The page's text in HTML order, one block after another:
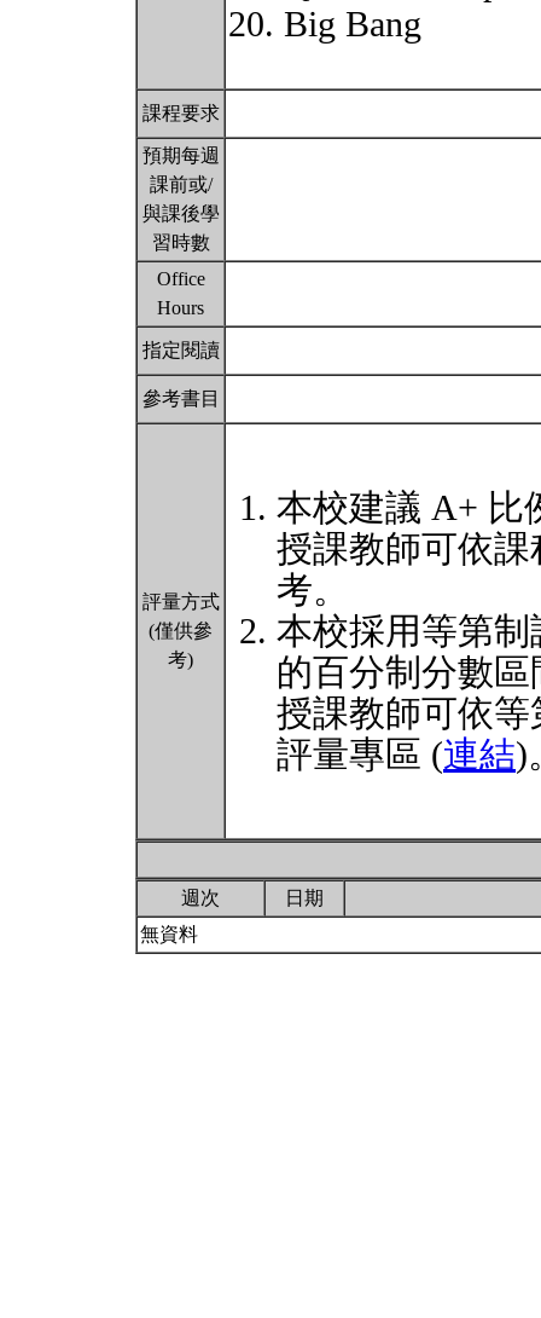
20. Big Bang
課程要求
預期每週
課前或/
與課後學
習時數
Office
Hours
指定閱讀
參考書目
評量方式
(僅供參
考)
本校建議 A+ 比
授課教師可依
考。
本校採用等第
的百分制分數
授課教師可依
評量專區 (連結)
週次
日期
無資料